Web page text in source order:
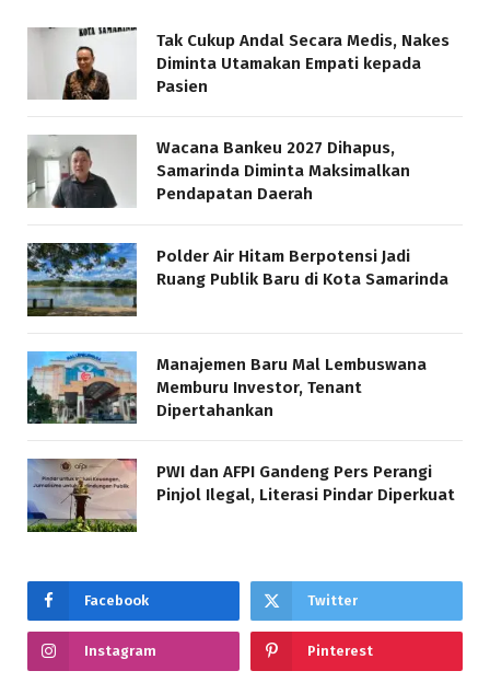
Tak Cukup Andal Secara Medis, Nakes
Diminta Utamakan Empati kepada
Pasien
Wacana Bankeu 2027 Dihapus,
Samarinda Diminta Maksimalkan
Pendapatan Daerah
Polder Air Hitam Berpotensi Jadi
Ruang Publik Baru di Kota Samarinda
Manajemen Baru Mal Lembuswana
Memburu Investor, Tenant
Dipertahankan
PWI dan AFPI Gandeng Pers Perangi
Pinjol Ilegal, Literasi Pindar Diperkuat
Facebook Twitter
Instagram Pinterest